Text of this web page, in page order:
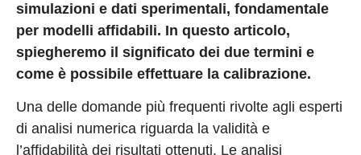
simulazioni e dati sperimentali, fondamentale
per modelli affidabili. In questo articolo,
spiegheremo il significato dei due termini e
come è possibile effettuare la calibrazione.
Una delle domande più frequenti rivolte agli esperti
di analisi numerica riguarda la validità e
l’affidabilità dei risultati ottenuti. Le analisi